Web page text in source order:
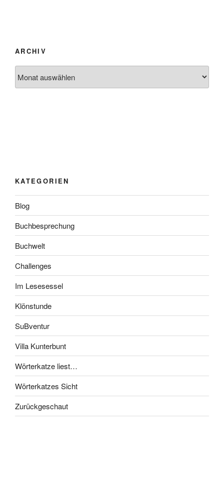
ARCHIV
KATEGORIEN
Blog
Buchbesprechung
Buchwelt
Challenges
Im Lesesessel
Klönstunde
SuBventur
Villa Kunterbunt
Wörterkatze liest…
Wörterkatzes Sicht
Zurückgeschaut